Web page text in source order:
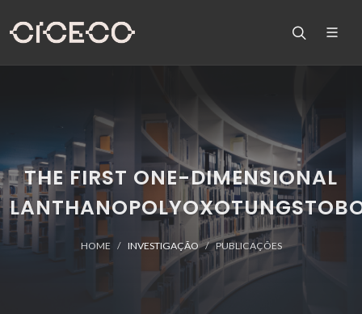
THE FIRST ONE-DIMENSIONAL
HOME INVESTIGAÇÃO PUBLICAÇÕES